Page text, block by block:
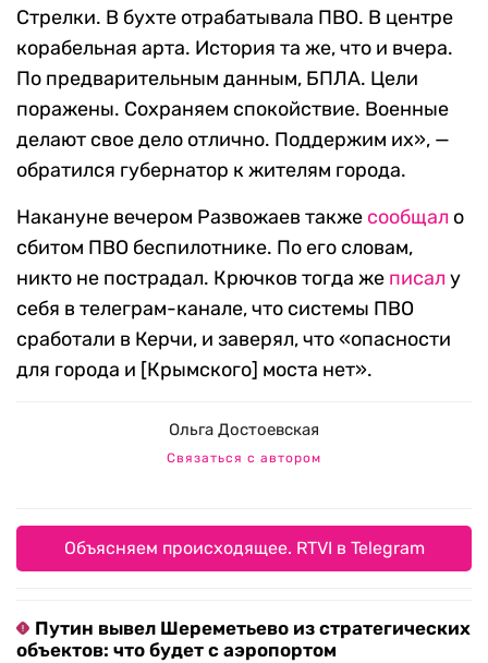
Стрелки. В бухте отрабатывала ПВО. В центре
корабельная арта. История та же, что и вчера.
По предварительным данным, БПЛА. Цели
поражены. Сохраняем спокойствие. Военные
делают свое дело отлично. Поддержим их», —
обратился губернатор к жителям города.
Накануне вечером Развожаев также сообщал о
сбитом ПВО беспилотнике. По его словам,
никто не пострадал. Крючков тогда же писал у
себя в телеграм-канале, что системы ПВО
сработали в Керчи, и заверял, что «опасности
для города и [Крымского] моста нет».
Ольга Достоевская
Связаться с автором
Объясняем происходящее. RTVI в Telegram
Путин вывел Шереметьево из стратегических
объектов: что будет с аэропортом